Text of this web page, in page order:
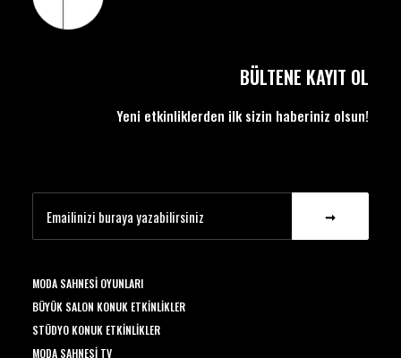
BÜLTENE KAYIT OL
Yeni etkinliklerden ilk sizin haberiniz olsun!
MODA SAHNESI OYUNLARI
BÜYÜK SALON KONUK ETKINLIKLER
STÜDYO KONUK ETKINLIKLER
MODA SAHNESI TV